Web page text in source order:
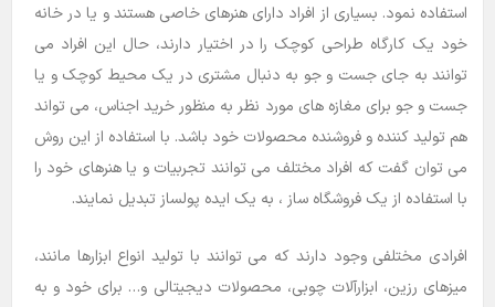
استفاده نمود. بسیاری از افراد دارای هنرهای خاصی هستند و یا در خانه
خود یک کارگاه طراحی کوچک را در اختیار دارند، حال این افراد می
توانند به جای جست و جو به دنبال مشتری در یک محیط کوچک و یا
جست و جو برای مغازه های مورد نظر به منظور خرید اجناس، می تواند
هم تولید کننده و فروشنده محصولات خود باشد. با استفاده از این روش
می توان گفت که افراد مختلف می توانند تجربیات و یا هنرهای خود را
با استفاده از یک فروشگاه ساز ، به یک ایده پولساز تبدیل نمایند.
افرادی مختلفی وجود دارند که می توانند با تولید انواع ابزارها مانند،
میزهای رزین، ابزارآلات چوبی، محصولات دیجیتالی و… برای خود و به